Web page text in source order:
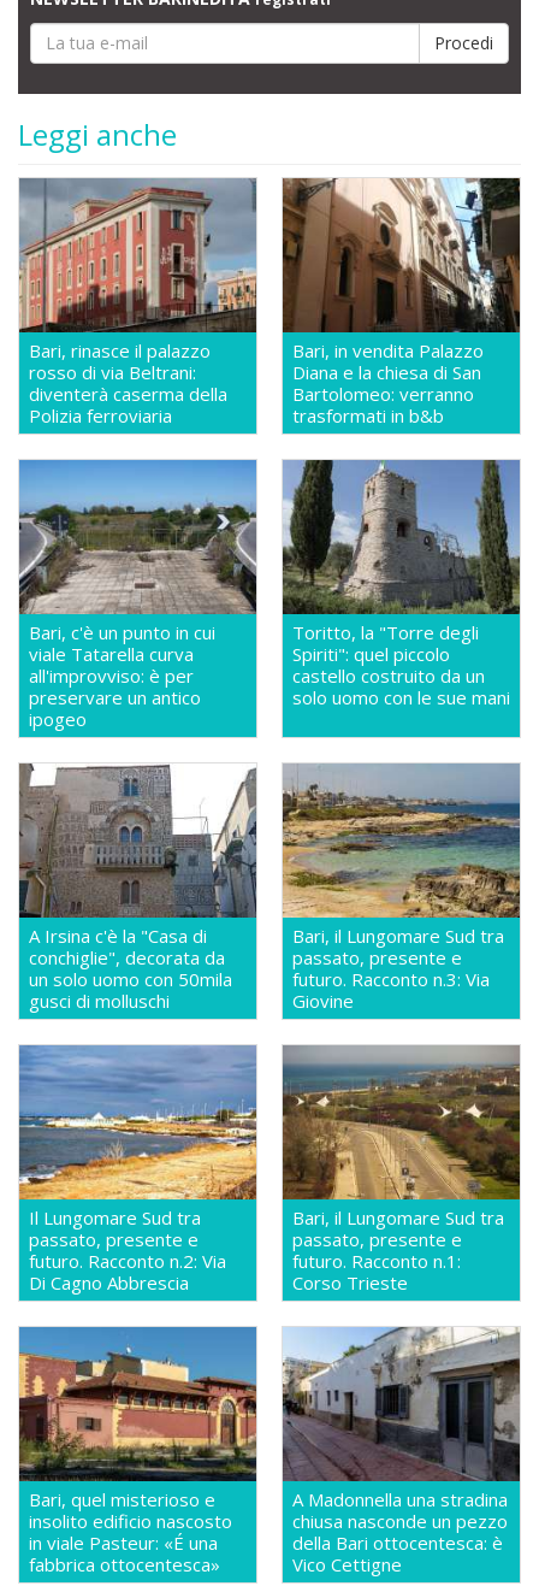
Leggi anche
Bari, rinasce il palazzo
rosso di via Beltrani:
diventerà caserma della
Polizia ferroviaria
Bari, in vendita Palazzo
Diana e la chiesa di San
Bartolomeo: verranno
trasformati in b&b
Bari, c'è un punto in cui
viale Tatarella curva
all'improvviso: è per
preservare un antico
ipogeo
Toritto, la "Torre degli
Spiriti": quel piccolo
castello costruito da un
solo uomo con le sue mani
A Irsina c'è la "Casa di
conchiglie", decorata da
un solo uomo con 50mila
gusci di molluschi
Bari, il Lungomare Sud tra
passato, presente e
futuro. Racconto n.3: Via
Giovine
Il Lungomare Sud tra
passato, presente e
futuro. Racconto n.2: Via
Di Cagno Abbrescia
Bari, il Lungomare Sud tra
passato, presente e
futuro. Racconto n.1:
Corso Trieste
Bari, quel misterioso e
insolito edificio nascosto
in viale Pasteur: «É una
fabbrica ottocentesca»
A Madonnella una stradina
chiusa nasconde un pezzo
della Bari ottocentesca: è
Vico Cettigne